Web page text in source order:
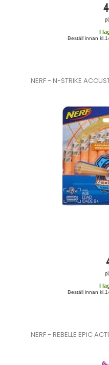
I
Beställ innan
NERF - N-STRIKE
I
Beställ innan
NERF - REBELLE EPIC